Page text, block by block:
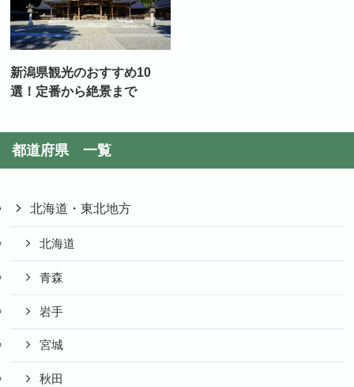
新潟県観光のおすすめ10
選！定番から絶景まで
都道府県 一覧
北海道・東北地方
北海道
青森
岩手
宮城
秋田